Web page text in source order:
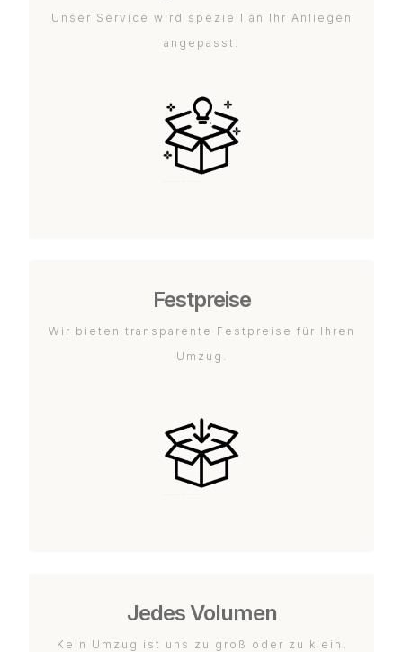
Unser Service wird speziell an Ihr Anliegen
angepasst.
Festpreise
Wir bieten transparente Festpreise für Ihren
Umzug.
Jedes Volumen
Kein Umzug ist uns zu groß oder zu klein.